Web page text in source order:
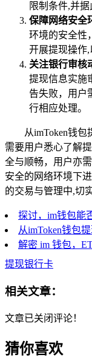
限制条件,并据
保障网络安全
环境的安全性
开展提现操作,
关注银行审核
提现信息实施
告失败，用户
行相应处理。
从imToken钱
需要用户悉心了解
全与顺畅，用户亦
安全的网络环境下
的交易与管理中,切
探讨，im钱包能
从imToken钱包
解密 im 钱包，
提现银行卡
相关文章：
文章已关闭评论！
猜你喜欢